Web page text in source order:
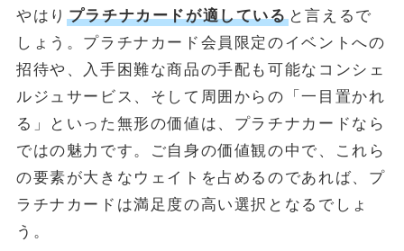
やはり プラチナカードが適していると言えるで
しょう。プラチナカード会員限定のイベントへの
招待や、入手困難な商品の手配も可能なコンシェ
ルジュサービス、そして周囲からの「一目置かれ
る」といった無形の価値は、プラチナカードなら
ではの魅力です。ご自身の価値観の中で、これら
の要素が大きなウェイトを占めるのであれば、プ
ラチナカードは満足度の高い選択となるでしょ
う。